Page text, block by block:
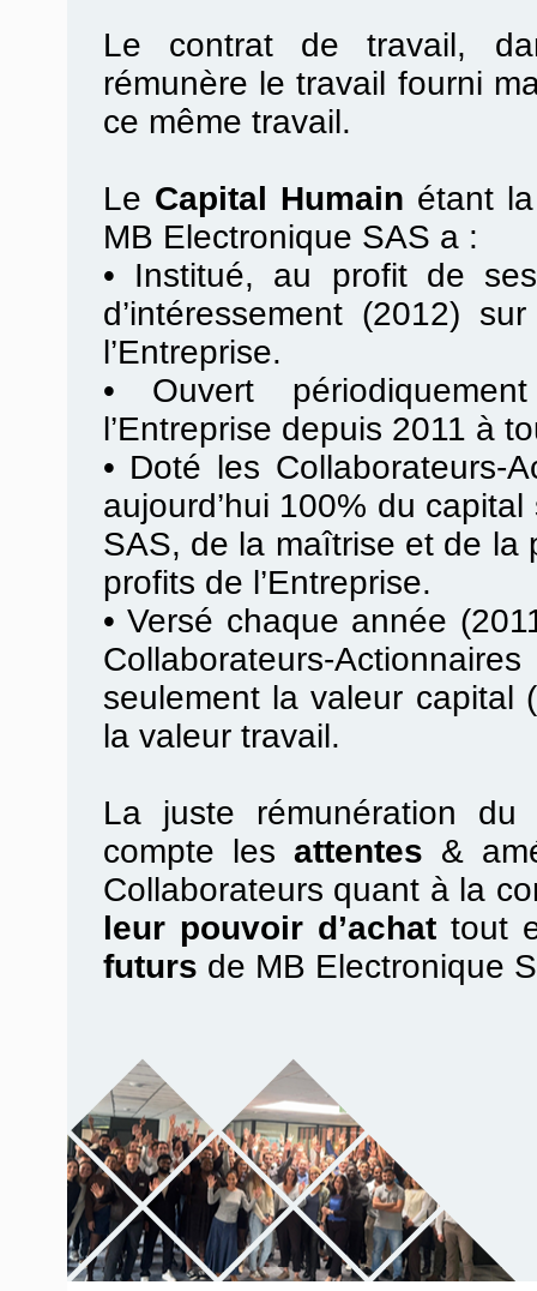
Le contrat de travail,
rémunère le travail fourni
ce même travail.
Le Capital Humain étant
MB Electronique SAS a :
• Institué, au profit de
d’intéressement (2012)
l’Entreprise.
• Ouvert
l’Entreprise depuis 2011 à
• Doté les Collaborateurs-
aujourd’hui 100% du
SAS, de la maîtrise et de la
profits de l’Entreprise.
• Versé chaque année
Collaborateurs-
seulement la valeur capital
la valeur travail.
La juste rémunération du
compte les attentes &
Collaborateurs quant à la
leur pouvoir d’achattout
futurs de MB Electronique